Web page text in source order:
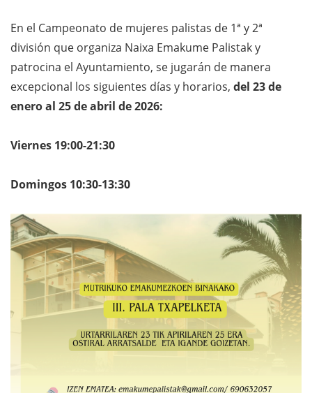
En el Campeonato de mujeres palistas de 1ª y 2ª
división que organiza Naixa Emakume Palistak y
patrocina el Ayuntamiento, se jugarán de manera
excepcional los siguientes días y horarios, del 23 de
enero al 25 de abril de 2026:
Viernes 19:00-21:30
Domingos 10:30-13:30